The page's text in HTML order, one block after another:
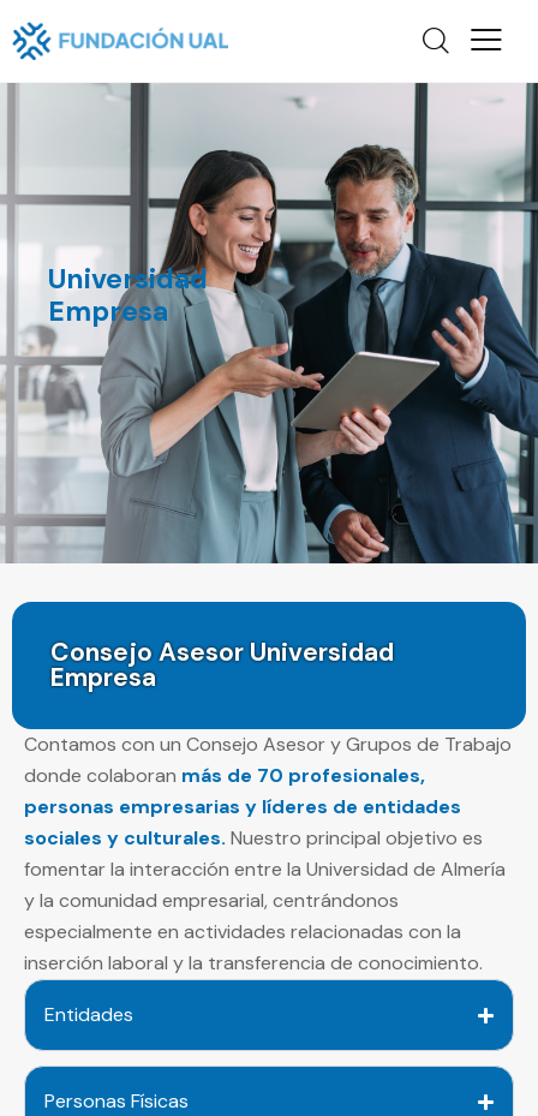
Universidad
Empresa
Consejo Asesor Universidad
Empresa
Contamos con un Consejo Asesor y Grupos de Trabajo
donde colaboran más de 70 profesionales,
personas empresarias y líderes de entidades
sociales y culturales. Nuestro principal objetivo es
fomentar la interacción entre la Universidad de Almería
y la comunidad empresarial, centrándonos
especialmente en actividades relacionadas con la
inserción laboral y la transferencia de conocimiento.
Entidades
Personas Físicas